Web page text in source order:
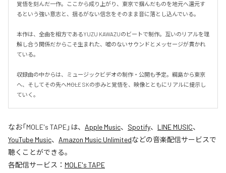
覚悟を刻んだ一作。ここから成り上がり、東京で掴んだものを地元へ還元す
るという強い意志と、揺るがない信念をそのまま音に落とし込んでいる。
本作は、全曲を相方であるYUZU KAWAZUのビートで制作。互いのリアルを理
解し合う関係だからこそ生まれた、嘘のないサウンドとメッセージが貫かれ
ている。
収録曲の中からは、ミュージックビデオの制作・公開も予定。綱島から東京
へ、そしてその先へ――MOLE SKの歩みと覚悟を、映像とともにリアルに提示し
ていく。
なお「MOLE's TAPE」は、 Apple Music、 Spotify、 LINE MUSIC、
YouTube Music、 Amazon Music Unlimitedなどの音楽配信サービスで
聴くことができる。
各配信サービス： MOLE's TAPE